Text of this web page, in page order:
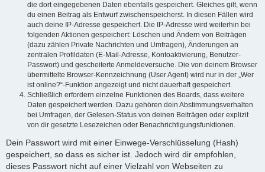
die dort eingegebenen Daten ebenfalls gespeichert. Gleiches gilt, wenn
du einen Beitrag als Entwurf zwischenspeicherst. In diesen Fällen wird
auch deine IP-Adresse gespeichert. Die IP-Adresse wird weiterhin bei
folgenden Aktionen gespeichert: Löschen und Ändern von Beiträgen
(dazu zählen Private Nachrichten und Umfragen), Änderungen an
zentralen Profildaten (E-Mail-Adresse, Kontoaktivierung, Benutzer-
Passwort) und gescheiterte Anmeldeversuche. Die von deinem Browser
übermittelte Browser-Kennzeichnung (User Agent) wird nur in der „Wer
ist online?“-Funktion angezeigt und nicht dauerhaft gespeichert.
Schließlich erfordern einzelne Funktionen des Boards, dass weitere
Daten gespeichert werden. Dazu gehören dein Abstimmungsverhalten
bei Umfragen, der Gelesen-Status von deinen Beiträgen oder explizit
von dir gesetzte Lesezeichen oder Benachrichtigungsfunktionen.
Dein Passwort wird mit einer Einwege-Verschlüsselung (Hash)
gespeichert, so dass es sicher ist. Jedoch wird dir empfohlen,
dieses Passwort nicht auf einer Vielzahl von Webseiten zu